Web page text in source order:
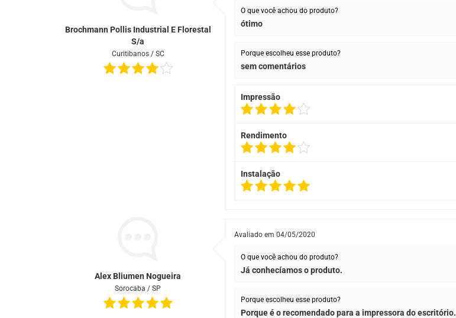
Brochmann Pollis Industrial E Florestal
S/a
Curitibanos / SC
O que você achou do produto?
ótimo
Porque escolheu esse produto?
sem comentários
Impressão
Rendimento
Instalação
Alex Bliumen Nogueira
Sorocaba / SP
Avaliado em 04/05/2020
O que você achou do produto?
Já conhecíamos o produto.
Porque escolheu esse produto?
Porque é o recomendado para a impressora do escritório.